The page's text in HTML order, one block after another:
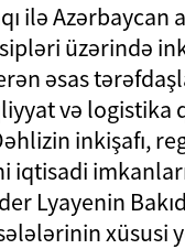
ilə Azərbaycan
üzərində
əsas
və logistika
inkişafı,
Lyayenin
xüsusi